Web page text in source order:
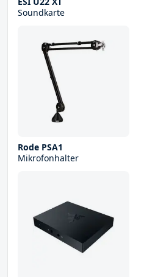
Soundkarte
Rode PSA1
Mikrofonhalter